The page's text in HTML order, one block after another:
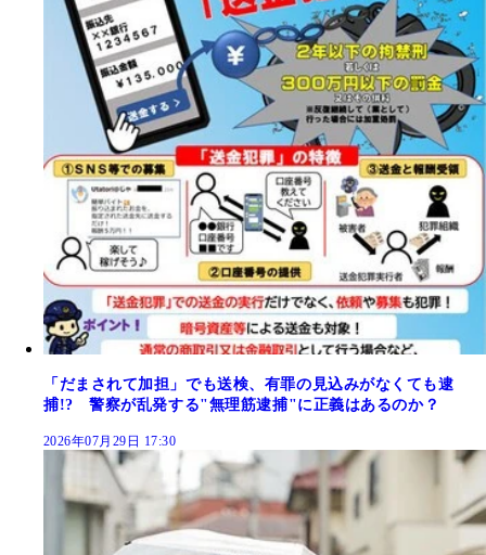
「だまされて加担」でも送検、有罪の見込みがなくても逮
捕!? 警察が乱発する"無理筋逮捕"に正義はあるのか？
2026年07月29日 17:30